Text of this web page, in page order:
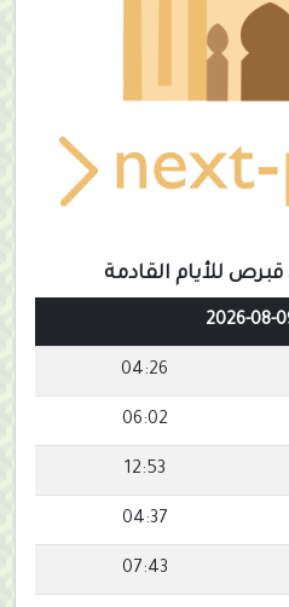
للأيام القادمة
04:26
06:02
12:53
04:37
07:43